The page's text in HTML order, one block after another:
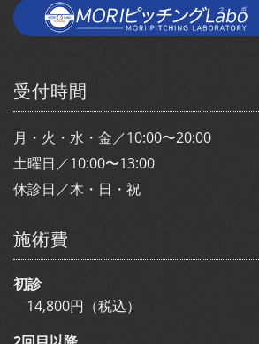
受付時間
月・火・水・金／10:00〜20:00
土曜日／10:00〜13:00
休診日／木・日・祝
施術費
初診
14,800円（税込）